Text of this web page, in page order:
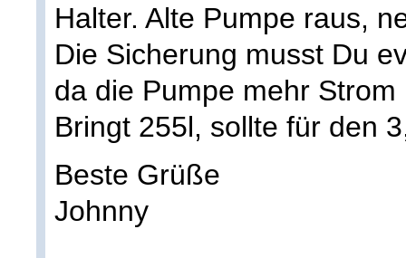
Halter. Alte Pumpe raus,
Die Sicherung musst Du
da die Pumpe mehr Strom
Bringt 255l, sollte für den
Beste Grüße
Johnny